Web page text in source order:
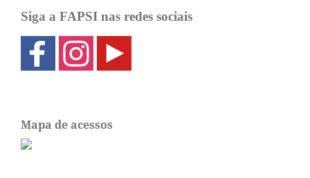
Siga a FAPSI nas redes sociais
Mapa de acessos